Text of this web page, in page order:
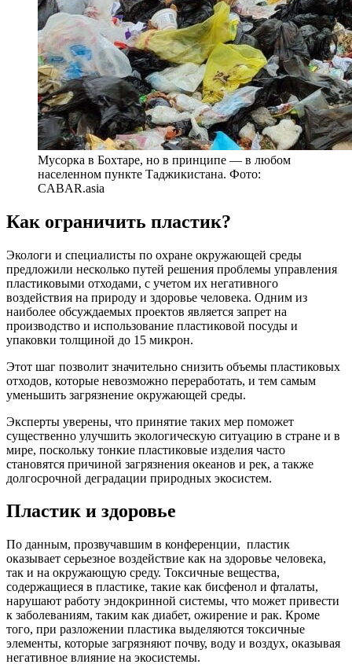
Мусорка в Бохтаре, но в принципе — в любом
населенном пункте Таджикистана. Фото:
CABAR.asia
Как ограничить пластик?
Экологи и специалисты по охране окружающей среды
предложили несколько путей решения проблемы управления
пластиковыми отходами, с учетом их негативного
воздействия на природу и здоровье человека. Одним из
наиболее обсуждаемых проектов является запрет на
производство и использование пластиковой посуды и
упаковки толщиной до 15 микрон.
Этот шаг позволит значительно снизить объемы пластиковых
отходов, которые невозможно переработать, и тем самым
уменьшить загрязнение окружающей среды.
Эксперты уверены, что принятие таких мер поможет
существенно улучшить экологическую ситуацию в стране и в
мире, поскольку тонкие пластиковые изделия часто
становятся причиной загрязнения океанов и рек, а также
долгосрочной деградации природных экосистем.
Пластик и здоровье
По данным, прозвучавшим в конференции, пластик
оказывает серьезное воздействие как на здоровье человека,
так и на окружающую среду. Токсичные вещества,
содержащиеся в пластике, такие как бисфенол и фталаты,
нарушают работу эндокринной системы, что может привести
к заболеваниям, таким как диабет, ожирение и рак. Кроме
того, при разложении пластика выделяются токсичные
элементы, которые загрязняют почву, воду и воздух, оказывая
негативное влияние на экосистемы.